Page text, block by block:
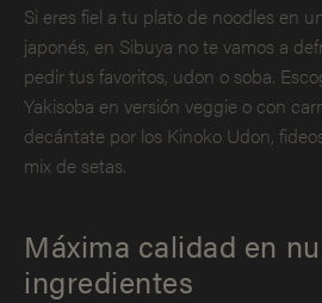
Si eres fiel a tu plato de noodles en
japonés, en Sibuya no te vamos a
pedir tus favoritos, udon o soba.
Yakisoba en versión veggie o con
decántate por los Kinoko Udon,
mix de setas.
Máxima calidad en
ingredientes